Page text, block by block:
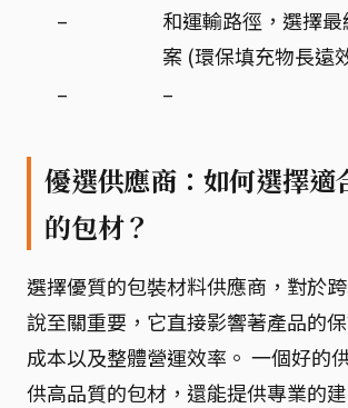
–
和運輸路徑，選擇
案 (環保填充物長遠
–
–
優選供應商：如何選擇適
的包材？
選擇優質的包裝材料供應商，對於
說至關重要，它直接影響著產品的
成本以及整體營運效率。 一個好的
供高品質的包材，還能提供專業的